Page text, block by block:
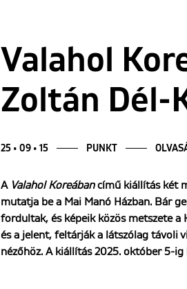
Valahol
Zoltán Dél-
25 • 09 • 15 PUNKT
A Valahol Koreábancímű kiállítás két
mutatja be a Mai Manó Házban. Bár
fordultak, és képeik közös metszete a
és a jelent, feltárják a látszólag távoli
nézőhöz. A kiállítás 2025. október 5-